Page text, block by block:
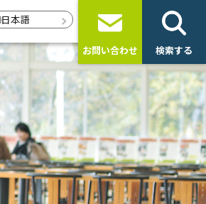
日本語
お問い合わせ 検索する